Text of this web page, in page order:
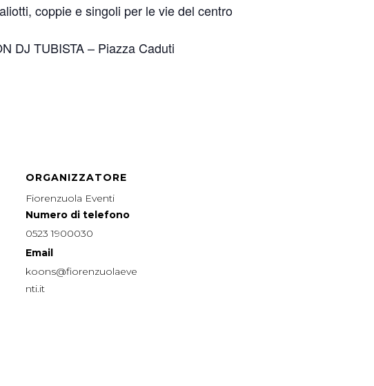
coppie e singoli per le vie del centro
DJ TUBISTA – Piazza Caduti
ORGANIZZATORE
Fiorenzuola Eventi
Numero di telefono
0523 1900030
Email
koons@fiorenzuolaeve
nti.it